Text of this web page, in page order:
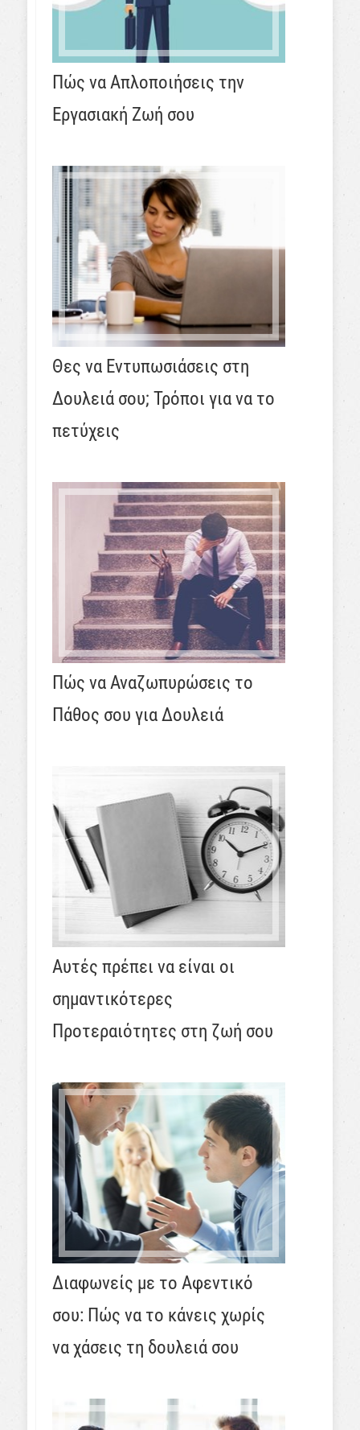
Πώς να Απλοποιήσεις την
Εργασιακή Ζωή σου
Θες να Εντυπωσιάσεις στη
Δουλειά σου; Τρόποι για να το
πετύχεις
Πώς να Αναζωπυρώσεις το
Πάθος σου για Δουλειά
Αυτές πρέπει να είναι οι
σημαντικότερες
Προτεραιότητες στη ζωή σου
Διαφωνείς με το Αφεντικό
σου: Πώς να το κάνεις χωρίς
να χάσεις τη δουλειά σου